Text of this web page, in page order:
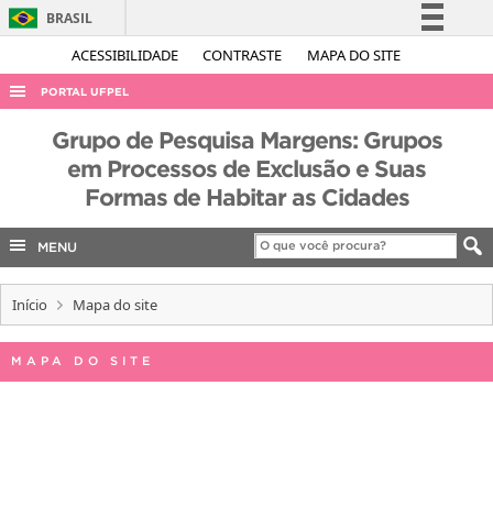
ACESSIBILIDADE CONTRASTE MAPA DO SITE
BRASIL
Simplifique!
Acesso à informação
Legislação
PORTAL UFPEL
ACESSO À INFORMAÇÃO
AUDITORIA
COBALTO
CONCURSOS
INTERNACIONAL
Grupo de Pesquisa Margens: Grupos
em Processos de Exclusão e Suas
Formas de Habitar as Cidades
MENU
Início Mapa do site
MAPA DO SITE